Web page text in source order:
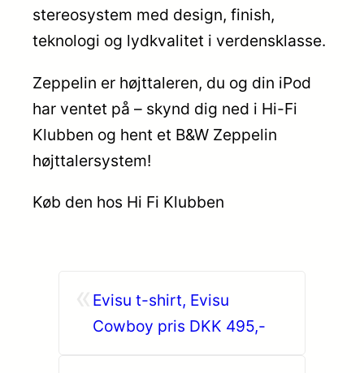
stereosystem med design, finish,
teknologi og lydkvalitet i verdensklasse.
Zeppelin er højttaleren, du og din iPod
har ventet på – skynd dig ned i Hi-Fi
Klubben og hent et B&W Zeppelin
højttalersystem!
Køb den hos Hi Fi Klubben
Evisu t-shirt, Evisu
Cowboy pris DKK 495,-